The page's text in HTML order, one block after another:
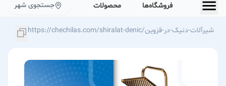
فروشگاه‌ها محصولات جستجوی شهر
https://chechilas.com/shiralat-denic/شیرآلات-دنیک-در-قزوین